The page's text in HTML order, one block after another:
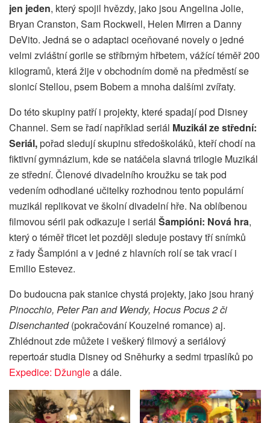
jen jeden, který spojil hvězdy, jako jsou Angelina Jolie,
Bryan Cranston, Sam Rockwell, Helen Mirren a Danny
DeVito. Jedná se o adaptaci oceňované novely o jedné
velmi zvláštní gorile se stříbrným hřbetem, vážící téměř 200
kilogramů, která žije v obchodním domě na předměstí se
slonicí Stellou, psem Bobem a mnoha dalšími zvířaty.
Do této skupiny patří i projekty, které spadají pod Disney
Channel. Sem se řadí například seriál Muzikál ze střední:
Seriál,pořad sledují skupinu středoškoláků, kteří chodí na
fiktivní gymnázium, kde se natáčela slavná trilogie Muzikál
ze střední. Členové divadelního kroužku se tak pod
vedením odhodlané učitelky rozhodnou tento populární
muzikál replikovat ve školní divadelní hře. Na oblíbenou
filmovou sérii pak odkazuje i seriál Šampióni: Nová hra,
který o téměř třicet let později sleduje postavy tří snímků
z řady Šampióni a v jedné z hlavních rolí se tak vrací i
Emilio Estevez.
Do budoucna pak stanice chystá projekty, jako jsou hraný
Pinocchio, Peter Pan and Wendy, Hocus Pocus 2 či
Disenchanted(pokračování Kouzelné romance) aj.
Zhlédnout zde můžete i veškerý filmový a seriálový
repertoár studia Disney od Sněhurky a sedmi trpaslíků po
Expedice: Džunglea dále.